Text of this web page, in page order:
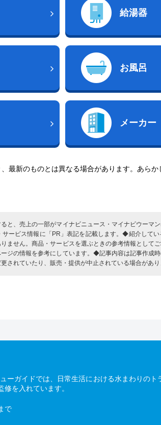
給湯器
お風呂
メーカー
最新のものとは異なる場合があります。あらか
と、売上の一部がマイナビニュース・マイナビウーマ
ービス情報に「PR」表記を記載します。◆紹介して
ません。商品・サービスを選ぶときの参考情報として
ジの情報を参考にしています。◆記事内容は記事作成
されていたり、販売・提供が中止されている場合があり
ーガイドでは、日常生活における水まわりの
を入れています。
で